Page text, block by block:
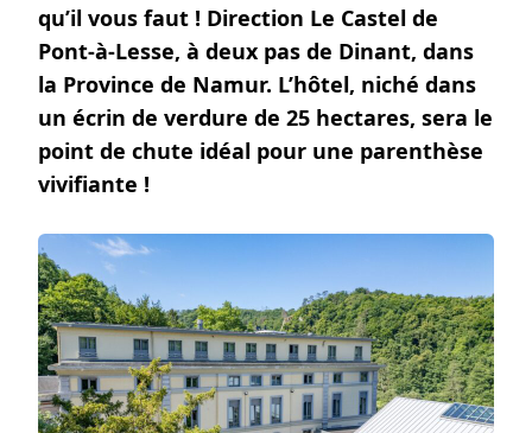
qu’il vous faut ! Direction Le Castel de
Pont-à-Lesse, à deux pas de Dinant, dans
la Province de Namur. L’hôtel, niché dans
un écrin de verdure de 25 hectares, sera le
point de chute idéal pour une parenthèse
vivifiante !